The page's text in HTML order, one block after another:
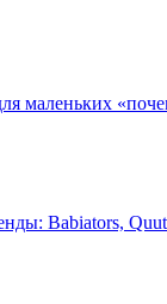
маленьких
Babiators,